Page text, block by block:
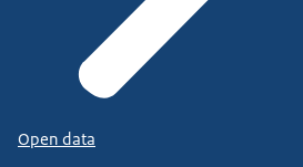
Open data